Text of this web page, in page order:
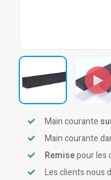
Main courante
Main courante
Remisepour les
Les clients nous